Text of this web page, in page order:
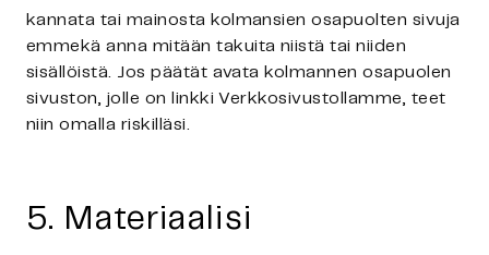
kannata tai mainosta kolmansien osapuolten sivuja
emmekä anna mitään takuita niistä tai niiden
sisällöistä. Jos päätät avata kolmannen osapuolen
sivuston, jolle on linkki Verkkosivustollamme, teet
niin omalla riskilläsi.
5. Materiaalisi